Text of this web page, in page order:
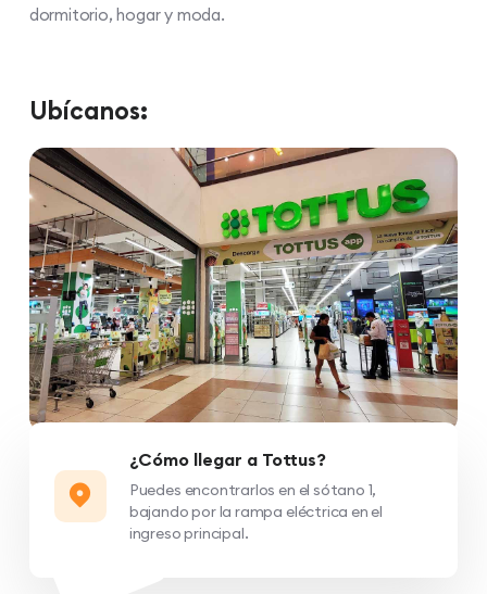
dormitorio, hogar y moda.
Ubícanos:
¿Cómo llegar a Tottus?
Puedes encontrarlos en el sótano 1,
bajando por la rampa eléctrica en el
ingreso principal.